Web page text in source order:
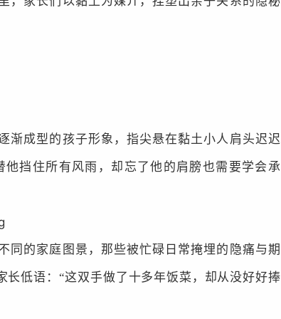
渐成型的孩子形象，指尖悬在黏土小人肩头迟迟
他挡住所有风雨，却忘了他的肩膀也需要学会承
同的家庭图景，那些被忙碌日常掩埋的隐痛与期
长低语：“这双手做了十多年饭菜，却从没好好捧